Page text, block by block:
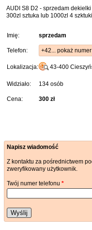
AUDI S8 D2 - sprzedam
300zl sztuka lub 1000zl 4
Imię: sprzedam
Telefon: +42... pokaż numer
Lokalizacja: 43-400
Widziało: 134 osób
Cena: 300 zł
Napisz wiadomość
Z kontaktu za pośrednictwem
zweryfikowany użytkownik.
Twój numer telefonu *
Wyślij